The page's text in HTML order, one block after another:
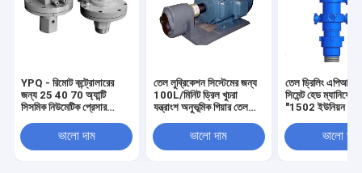
YPQ - রিমোট কন্ট্রোলারের
জন্য 25 40 70 অ্যান্টি
সিসমিক নিউমেটিক প্রেসার
ভালো দাম
তেল লুব্রিকেশন সিস্টেমের জন্য
100L/মিনিট ড্রিল খুচরা
যন্ত্রাংশ অনুভূমিক গিয়ার তেল
ভালো দাম
তেল ড্রিলিং এপিআই
সিমেন্ট হেড
"1502 ইউনিয়ন সহ
ভালো দাম